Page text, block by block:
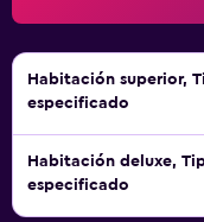
Habitación superior,
especificado
Habitación deluxe,
especificado